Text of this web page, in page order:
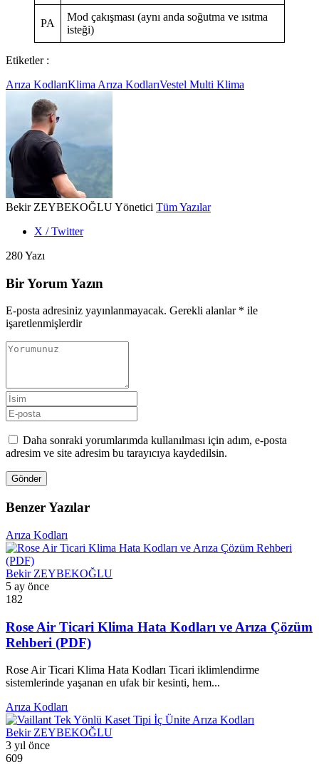
PA
Mod çakışması (aynı anda soğutma ve ısıtma
isteği)
Etiketler :
Arıza KodlarıKlima Arıza KodlarıVestel Multi Klima
Bekir ZEYBEKOĞLUYönetici Tüm Yazılar
X / Twitter
280 Yazı
Bir Yorum Yazın
E-posta adresiniz yayınlanmayacak. Gerekli alanlar * ile
işaretlenmişlerdir
Daha sonraki yorumlarımda kullanılması için adım, e-posta
adresim ve site adresim bu tarayıcıya kaydedilsin.
Gönder
Benzer Yazılar
Arıza Kodları
Bekir ZEYBEKOĞLU
5 ay önce
182
Rose Air Ticari Klima Hata Kodları ve Arıza Çözüm
Rehberi (PDF)
Rose Air Ticari Klima Hata Kodları Ticari iklimlendirme
sistemlerinde yaşanan en ufak bir kesinti, hem...
Arıza Kodları
Bekir ZEYBEKOĞLU
3 yıl önce
609